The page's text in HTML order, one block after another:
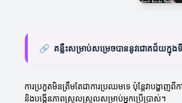
🔗 គន្លឹះសម្រាប់សម្រេចបាននូវជោគជ័យក្នុង
ការប្រកួតមិនត្រឹមតែជាការប្រឈមទេ ប៉ុន្តែវាបង្ហាញ
និងបង្កើនភាពស្រួលស្រួលសម្រាប់អ្នកប្រើប្រាស់។